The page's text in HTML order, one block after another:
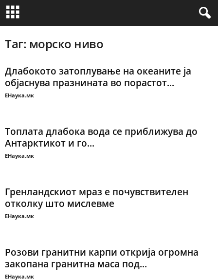
Таг: морско ниво
Длабокото затоплување на океаните ја
објаснува празнината во порастот...
ЕНаука.мк
Топлата длабока вода се приближува до
Антарктикот и го...
ЕНаука.мк
Гренландскиот мраз е почувствителен
отколку што мислевме
ЕНаука.мк
Розови гранитни карпи открија огромна
закопана гранитна маса под...
ЕНаука.мк